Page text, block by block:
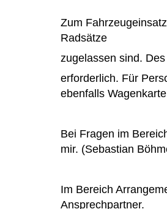
Zum
Radsätze
zugelassen sind.
erforderlich. Für
ebenfalls
Bei Fragen im
mir. (Sebastian
Im Bereich
Ansprechpartner.